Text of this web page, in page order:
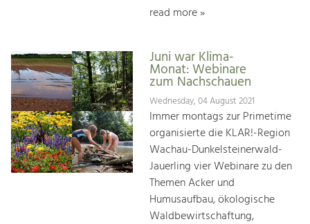
read more »
Juni war Klima-
Monat: Webinare
zum Nachschauen
Wednesday, 04 August 2021
Immer montags zur Primetime
organisierte die KLAR!-Region
Wachau-Dunkelsteinerwald-
Jauerling vier Webinare zu den
Themen Acker und
Humusaufbau, ökologische
Waldbewirtschaftung,